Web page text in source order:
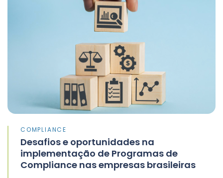
COMPLIANCE
Desafios e oportunidades na
implementação de Programas de
Compliance nas empresas brasileiras